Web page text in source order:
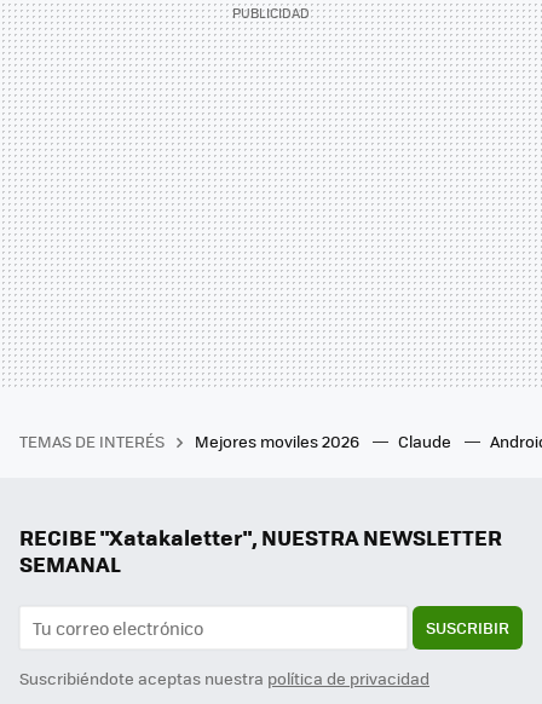
TEMAS DE INTERÉS Mejores moviles 2026 Claude
RECIBE "Xatakaletter", NUESTRA NEWSLETTER
SEMANAL
SUSCRIBIR
Suscribiéndote aceptas nuestra política de privacidad